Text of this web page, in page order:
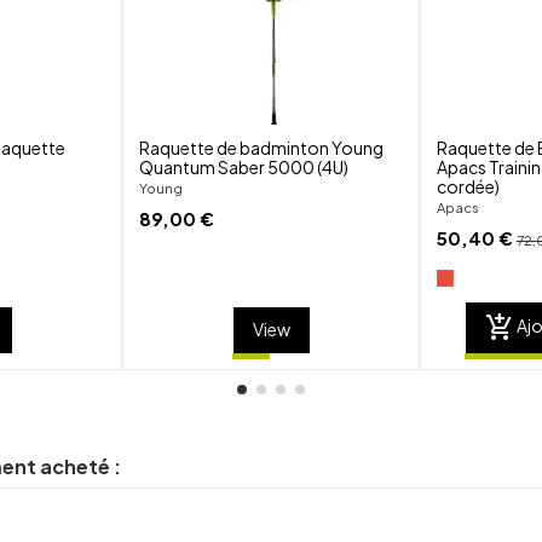
Raquette de badminton Young
Quantum Saber 5000 (4U)
Young
89,00 €
View
Raquette de
Apacs
cordée)
Apacs
50,40 €
add_shopping_cart
acheté :